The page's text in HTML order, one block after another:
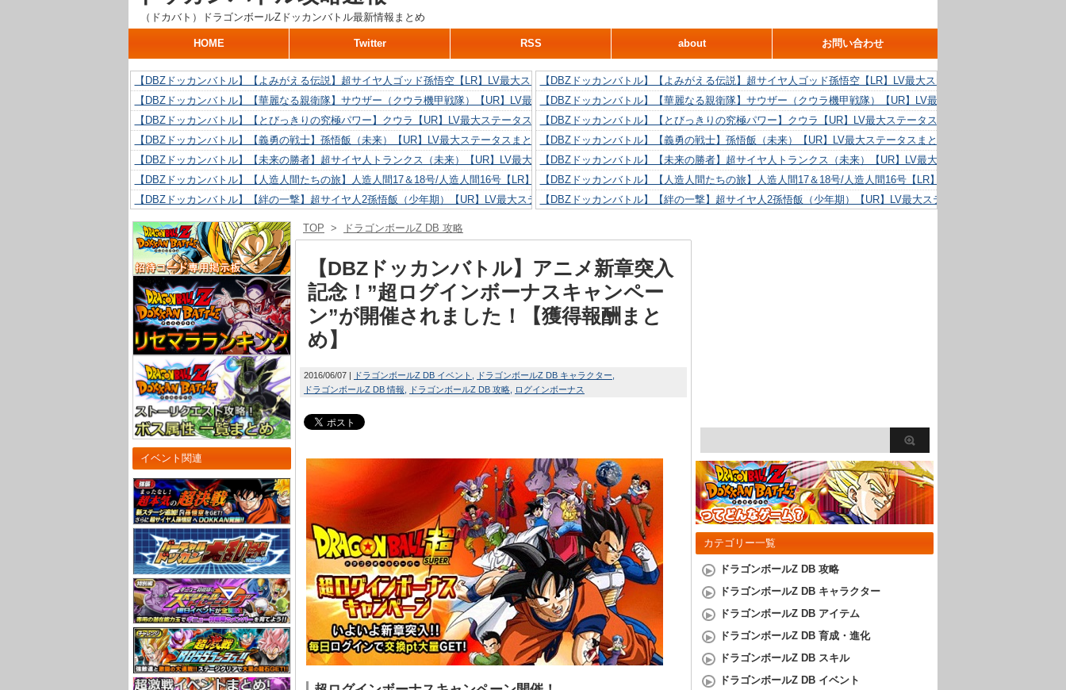
（ドカバト）ドラゴンボールZドッカンバトル最新情報まとめ
HOME Twitter RSS about お問い合わせ
【DBZドッカンバトル】【よみがえる伝説】超サイヤ人ゴッド孫悟空【LR】LV最大ステータスまとめ！
【DBZドッカンバトル】【華麗なる親衛隊】サウザー（クウラ機甲戦隊）【UR】LV最大ステータスまとめ！
【DBZドッカンバトル】【とびっきりの究極パワー】クウラ【UR】LV最大ステータスまとめ！
【DBZドッカンバトル】【義勇の戦士】孫悟飯（未来）【UR】LV最大ステータスまとめ！
【DBZドッカンバトル】【未来の勝者】超サイヤ人トランクス（未来）【UR】LV最大ステータスまとめ！
【DBZドッカンバトル】【人造人間たちの旅】人造人間17＆18号/人造人間16号【LR】LV最大ステータスまとめ！
【DBZドッカンバトル】【絆の一撃】超サイヤ人2孫悟飯（少年期）【UR】LV最大ステータスまとめ！
【DBZドッカンバトル】【抗い続ける精神力】人造人間18号【UR】LV最大ステータスまとめ！
【DBZドッカンバトル】【技巧とひらめき】クリリン【UR】LV最大ステータスまとめ！
【DBZドッカンバトル】【新たに得た好機】人造人間16号【UR】LV最大ステータスまとめ！
【DBZドッカンバトル】【よみがえる伝説】超サイヤ人ゴッド孫悟空【LR】LV最大ステータスまとめ！
【DBZドッカンバトル】【華麗なる親衛隊】サウザー（クウラ機甲戦隊）【UR】LV最大ステータスまとめ！
【DBZドッカンバトル】【とびっきりの究極パワー】クウラ【UR】LV最大ステータスまとめ！
【DBZドッカンバトル】【義勇の戦士】孫悟飯（未来）【UR】LV最大ステータスまとめ！
【DBZドッカンバトル】【未来の勝者】超サイヤ人トランクス（未来）【UR】LV最大ステータスまとめ！
【DBZドッカンバトル】【人造人間たちの旅】人造人間17＆18号/人造人間16号【LR】LV最大ステータスまとめ！
【DBZドッカンバトル】【絆の一撃】超サイヤ人2孫悟飯（少年期）【UR】LV最大ステータスまとめ！
【DBZドッカンバトル】【技巧とひらめき】クリリン【UR】LV最大ステータスまとめ！
【DBZドッカンバトル】【新たに得た好機】人造人間16号【UR】LV最大ステータスまとめ！
イベント関連
TOP > ドラゴンボールZ DB 攻略
【DBZドッカンバトル】アニメ新章突入
記念！”超ログインボーナスキャンペー
ン”が開催されました！【獲得報酬まと
め】
2016/06/07 ドラゴンボールZ DB イベント
ドラゴンボールZ DB キャラクター
ドラゴンボールZ DB 情報
ドラゴンボールZ DB 攻略 ログインボーナス
カテゴリー一覧
ドラゴンボールZ DB 攻略
ドラゴンボールZ DB キャラクター
ドラゴンボールZ DB アイテム
ドラゴンボールZ DB 育成・進化
ドラゴンボールZ DB スキル
ドラゴンボールZ DB イベント